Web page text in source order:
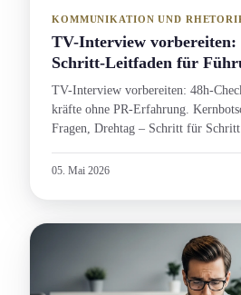
KOMMUNIKATION UND
TV-Interview
Schritt-Leitfaden für
TV-Interview vorbereiten: 48h-
kräfte ohne PR-Erfahrung.
Fragen, Drehtag – Schritt für Schritt
05. Mai 2026